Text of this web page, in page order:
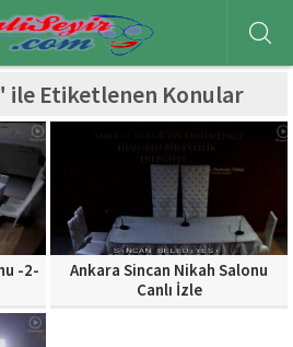
ile Etiketlenen Konular
-2-
Ankara Sincan Nikah Salonu
Canlı İzle